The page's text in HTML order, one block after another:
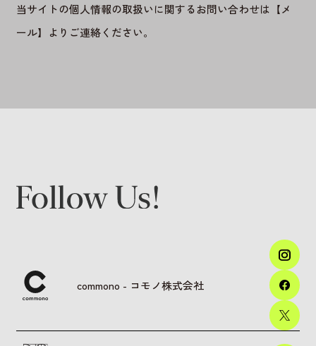
当サイトの個人情報の取扱いに関するお問い合わせは【メ
ール】よりご連絡ください。
commono - コモノ株式会社